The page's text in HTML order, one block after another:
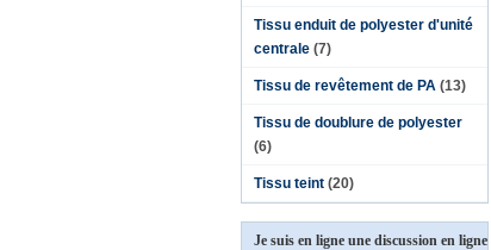
Tissu enduit de polyester d'unité
centrale (7)
Tissu de revêtement de PA (13)
Tissu de doublure de polyester
(6)
Tissu teint (20)
Je suis en ligne une discussion en ligne